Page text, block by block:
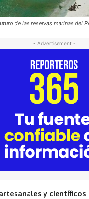
de las reservas marinas del
- Advertisement -
y